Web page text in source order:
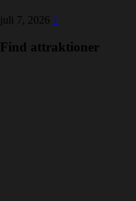
juli 7, 2026 1
Find attraktioner